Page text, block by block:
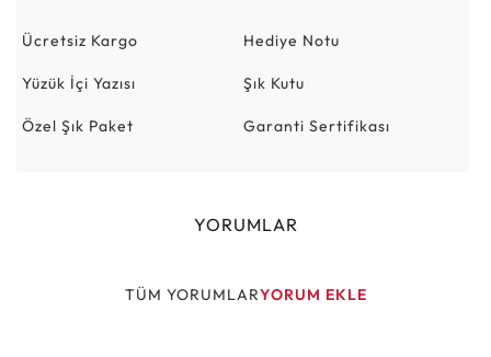
Ücretsiz Kargo Hediye Notu
Yüzük İçi Yazısı Şık Kutu
Özel Şık Paket Garanti Sertifikası
YORUMLAR
TÜM YORUMLARYORUM EKLE